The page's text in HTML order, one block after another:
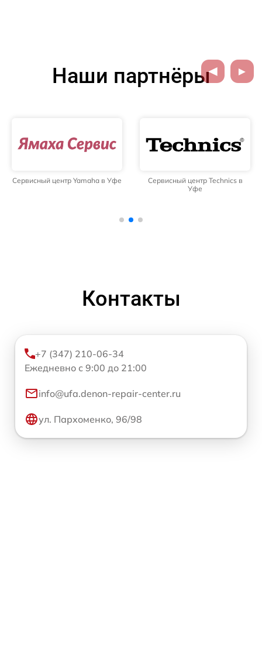
Наши партнёры
Сервисный центр Yamaha в Уфе
Сервисный центр Technics в
Уфе
Контакты
+7 (347) 210-06-34
Ежедневно с 9:00 до 21:00
info@ufa.denon-repair-center.ru
ул. Пархоменко, 96/98